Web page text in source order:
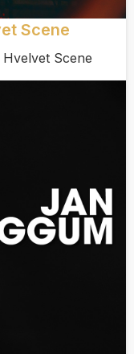
Scene
Hvelvet Scene